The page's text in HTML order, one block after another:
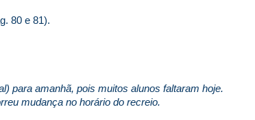
80 e 81).
para amanhã, pois muitos alunos faltaram hoje.
mudança no horário do recreio.